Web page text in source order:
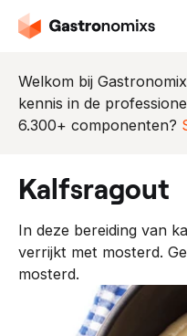
Welkom bij
kennis in de
6.300+ componenten?
kalfsragout
In deze bereiding van
verrijkt met mosterd.
mosterd.